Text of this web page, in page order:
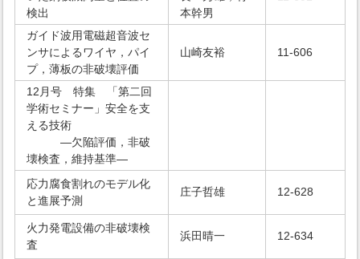
検出
本幹男
ガイド波用電磁超音波セ
ンサによるワイヤ，パイ
プ，薄板の非破壊評価
山崎友裕 11-606
12月号 特集 「第二回
学術セミナー」安全を支
える技術
―欠陥評価，非破
壊検査，維持基準―
応力腐食割れのモデル化
と進展予測
庄子哲雄 12-628
火力発電設備の非破壊検
査
浜田晴一 12-634